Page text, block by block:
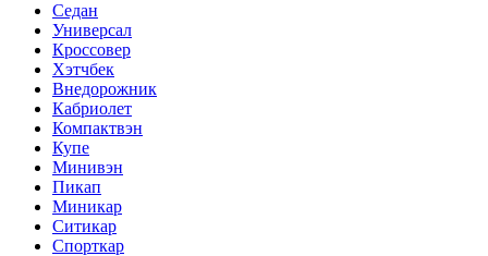
Седан
Универсал
Кроссовер
Хэтчбек
Внедорожник
Кабриолет
Компактвэн
Купе
Минивэн
Пикап
Миникар
Ситикар
Спорткар